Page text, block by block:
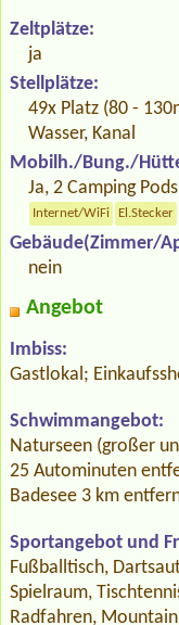
Zeltplätze:
ja
Stellplätze:
49x Platz (80 -
Wasser, Kanal
Mobilh./Bung./
Ja, 2 Camping Pods
Internet/WiFi El.Stecker
Gebäude(Zimmer/
nein
Angebot
Imbiss:
Gastlokal;
Schwimmangebot:
Naturseen (großer
25 Autominuten
Badesee 3 km
Sportangebot und
Fußballtisch,
Spielraum,
Radfahren,